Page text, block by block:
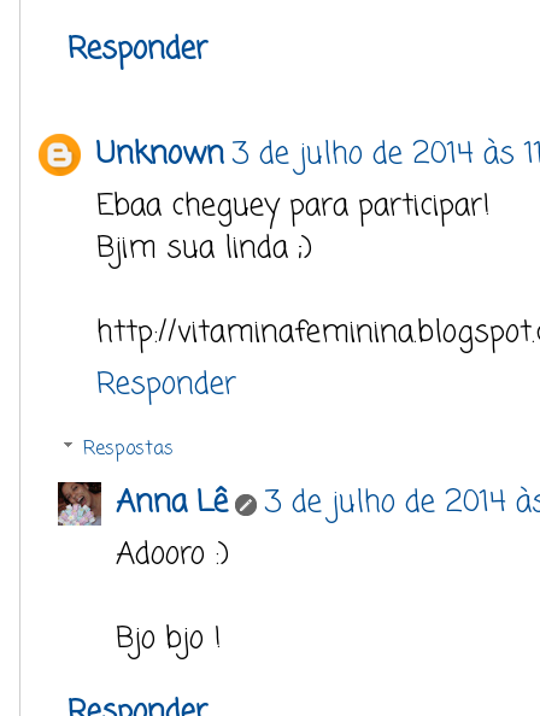
Responder
Unknown3 de julho de 2014 às
Ebaa cheguey para participar!
Bjim sua linda ;)
http://
Responder
Respostas
Anna Lê
3 de julho de 2014
Adooro :)
Bjo bjo !